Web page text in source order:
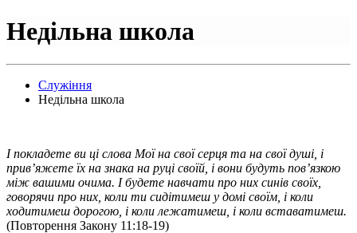
Недільна школа
Служіння
Недільна школа
І покладете ви ці слова Мої на свої серця та на свої душі, і
прив’яжете їх на знака на руці своїй, і вони будуть пов’язкою
між вашими очима. І будете навчати про них синів своїх,
говорячи про них, коли ти сидітимеш у домі своїм, і коли
ходитимеш дорогою, і коли лежатимеш, і коли вставатимеш.
(Повторення Закону 11:18-19)